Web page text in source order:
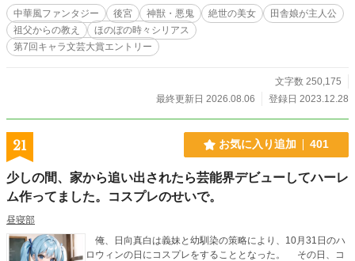
た朱亞まで巻き込まれる形で後宮に向かうことになった。
後宮で知っている人がいないから、朱亞を侍女にしたいとい
う願いを皇帝陛下は承諾してしまい、朱亞も桜綾の侍女とし
て後宮で暮らすことになってしまった。 祖父からの教えを
後宮でいろいろなことを解決したりする物語。
中華風ファンタジー 後宮 神獣・悪鬼 絶世の美女
田舎娘が主人公
祖父からの教え
ほのぼの時々シリアス
第7回キャラ文芸大賞エントリー
文字数 250,175
最終更新日 2026.08.06
登録日 2023.12.28
21 お気に入り追加 401
少しの間、家から追い出されたら芸能界デビューしてハーレ
ム作ってました。コスプレのせいで。
昼寝部
俺、日向真白は義妹と幼馴染の策略により、10月31日のハ
ロウィンの日にコスプレをすることとなった。 その日、コ